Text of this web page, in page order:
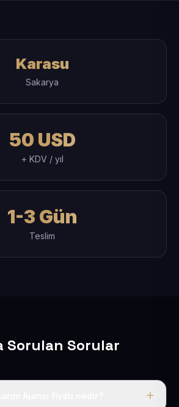
Karasu
Sakarya
50 USD
+ KDV / yıl
1-3 Gün
Teslim
Sorulan Sorular